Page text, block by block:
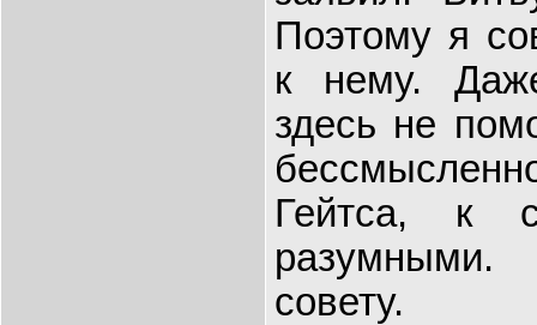
Поэтому я
к нему.
здесь не
Гейтса, к
совету.